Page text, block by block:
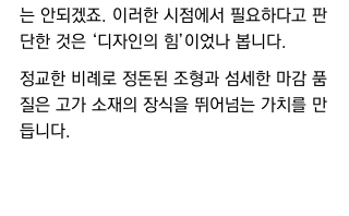
는 안되겠죠. 이러한 시점에서 필요하다고 판
단한 것은 ‘디자인의 힘’이었나 봅니다.
정교한 비례로 정돈된 조형과 섬세한 마감 품
질은 고가 소재의 장식을 뛰어넘는 가치를 만
듭니다.